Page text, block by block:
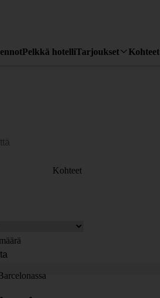
Pelkkä hotelliTarjoukset Kohteet
Kohteet